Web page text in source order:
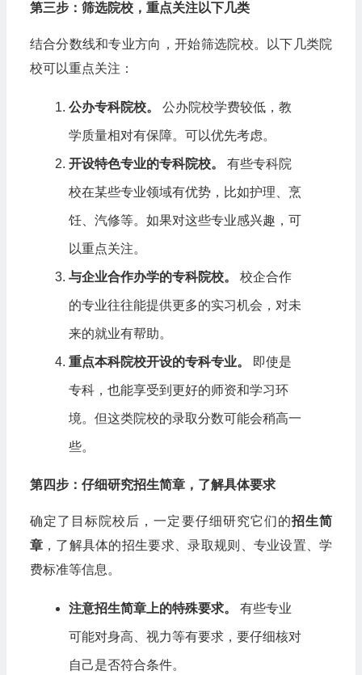
第三步：筛选院校，重点关注以下几类
结合分数线和专业方向，开始筛选院校。以下几类院
校可以重点关注：
公办专科院校。 公办院校学费较低，教
学质量相对有保障。可以优先考虑。
开设特色专业的专科院校。 有些专科院
校在某些专业领域有优势，比如护理、烹
饪、汽修等。如果对这些专业感兴趣，可
以重点关注。
与企业合作办学的专科院校。 校企合作
的专业往往能提供更多的实习机会，对未
来的就业有帮助。
重点本科院校开设的专科专业。 即使是
专科，也能享受到更好的师资和学习环
境。但这类院校的录取分数可能会稍高一
些。
第四步：仔细研究招生简章，了解具体要求
确定了目标院校后，一定要仔细研究它们的招生简
章，了解具体的招生要求、录取规则、专业设置、学
费标准等信息。
注意招生简章上的特殊要求。 有些专业
可能对身高、视力等有要求，要仔细核对
自己是否符合条件。